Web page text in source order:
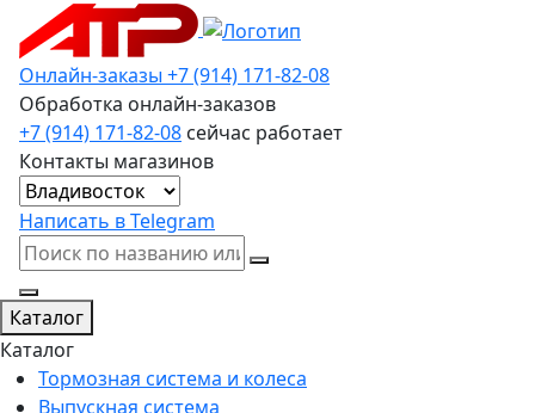
Онлайн-заказы +7 (914) 171-82-08
Обработка онлайн-заказов
+7 (914) 171-82-08 сейчас работает
Контакты магазинов
Написать в Telegram
Каталог
Каталог
Тормозная система и колеса
Выпускная система